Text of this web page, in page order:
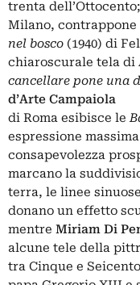
trenta
Milano, contrappone
nel bosco (1940) di
chiaroscurale tela
cancellare pone una
d’Arte Campaiola
di Roma esibisce le
espressione
consapevolezza
marcano la
terra, le linee
donano un effetto
mentre Miriam Di
alcune tele della
tra Cinque e